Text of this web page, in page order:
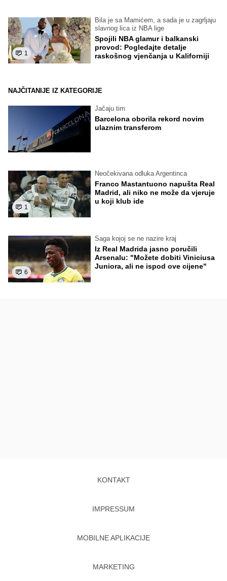
1
Bila je sa Mamićem, a sada je u zagrljaju
slavnog lica iz NBA lige
Spojili NBA glamur i balkanski
provod: Pogledajte detalje
raskošnog vjenčanja u Kaliforniji
NAJČITANIJE IZ KATEGORIJE
Jačaju tim
Barcelona oborila rekord novim
ulaznim transferom
1
Neočekivana odluka Argentinca
Franco Mastantuono napušta Real
Madrid, ali niko ne može da vjeruje
u koji klub ide
6
Saga kojoj se ne nazire kraj
Iz Real Madrida jasno poručili
Arsenalu: "Možete dobiti Viniciusa
Juniora, ali ne ispod ove cijene"
KONTAKT
IMPRESSUM
MOBILNE APLIKACIJE
MARKETING